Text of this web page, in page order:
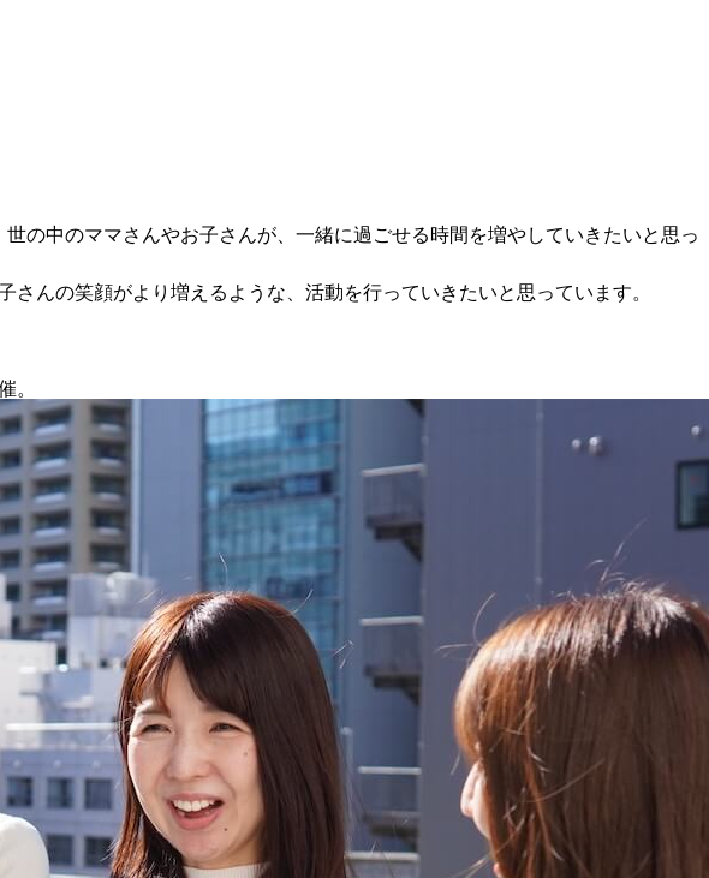
の中のママさんやお子さんが、一緒に過ごせる時間を増やしていきたいと思っ
んの笑顔がより増えるような、活動を行っていきたいと思っています。
。